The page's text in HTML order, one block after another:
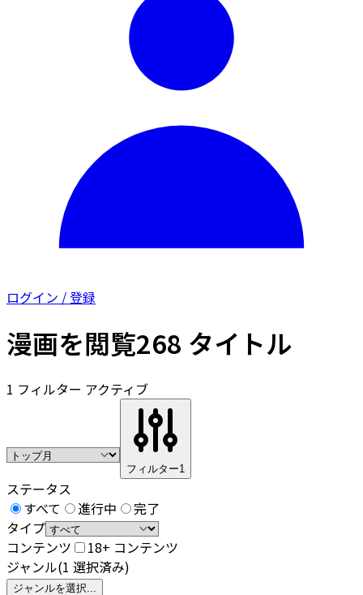
ログイン / 登録
漫画を閲覧268 タイトル
1 フィルター アクティブ
フィルター1
ステータス
すべて
進行中
完了
タイプ
コンテンツ
18+ コンテンツ
ジャンル(1 選択済み)
ジャンルを選択...